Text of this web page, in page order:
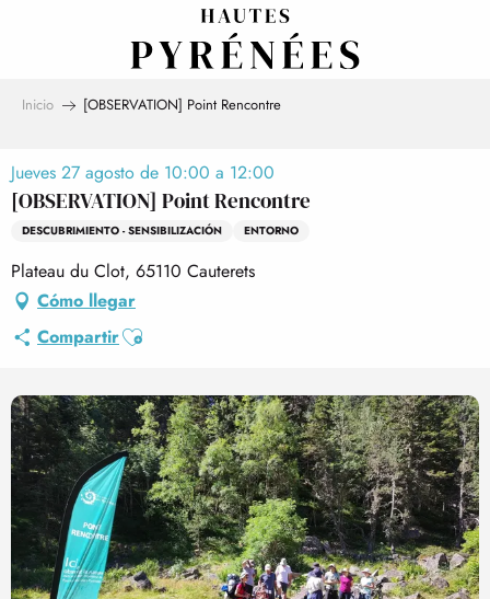
Inicio [OBSERVATION] Point Rencontre
Jueves 27 agosto de 10:00 a 12:00
[OBSERVATION] Point Rencontre
DESCUBRIMIENTO - SENSIBILIZACIÓN ENTORNO
Plateau du Clot, 65110 Cauterets
Cómo llegar
CompartirAjouter aux favoris